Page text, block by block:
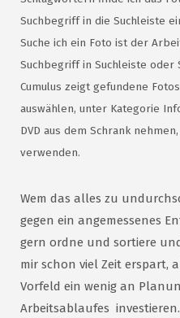
Suchbegriff in die Suchleiste
Suche ich ein Foto ist der
Suchbegriff in Suchleiste oder
Cumulus zeigt gefundene
auswählen, unter Kategorie
DVD aus dem Schrank
verwenden.
Wem das alles zu
gegen ein angemessenes
gern ordne und sortiere
mir schon viel Zeit erspart,
Vorfeld ein wenig an
Arbeitsablaufes investieren.